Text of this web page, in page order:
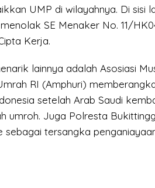
UMP di wilayahnya. Di sisi
SE Menaker No. 11/
Kerja.
lainnya adalah Asosiasi
RI (Amphuri)
setelah Arab Saudi
umroh. Juga Polresta
sebagai tersangka